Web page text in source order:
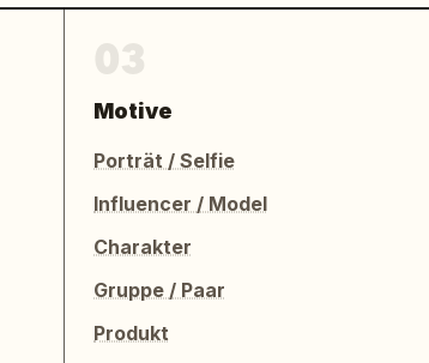
Motive
Porträt / Selfie
Influencer / Model
Charakter
Gruppe / Paar
Produkt